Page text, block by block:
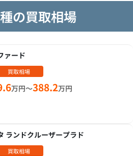
の買取相場
ァード
買取相場
万円～388.2万円
ランドクルーザープラド
買取相場